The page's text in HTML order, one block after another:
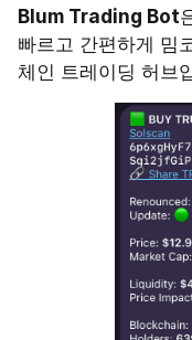
Blum Trading Bot
빠르고 간편하게 밈
체인 트레이딩 허브